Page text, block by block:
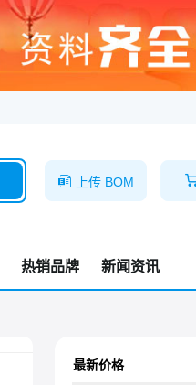
上传 BOM
热销品牌 新闻资讯
最新价格